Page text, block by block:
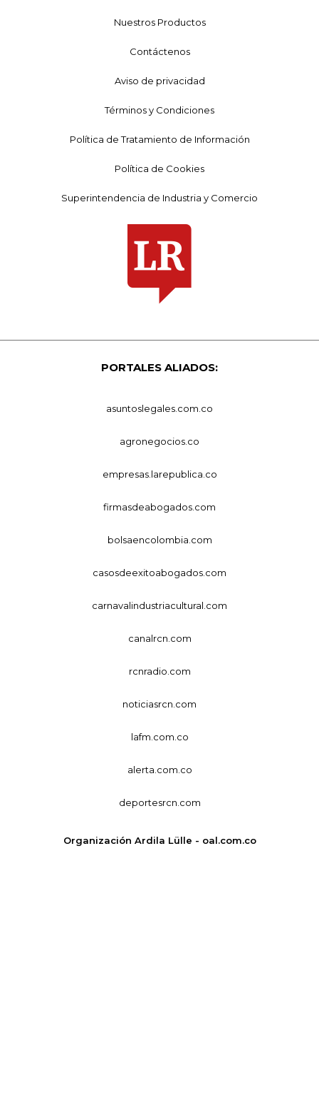
Nuestros Productos
Contáctenos
Aviso de privacidad
Términos y Condiciones
Política de Tratamiento de Información
Política de Cookies
Superintendencia de Industria y Comercio
PORTALES ALIADOS:
asuntoslegales.com.co
agronegocios.co
empresas.larepublica.co
firmasdeabogados.com
bolsaencolombia.com
casosdeexitoabogados.com
carnavalindustriacultural.com
canalrcn.com
rcnradio.com
noticiasrcn.com
lafm.com.co
alerta.com.co
deportesrcn.com
Organización Ardila Lülle - oal.com.co